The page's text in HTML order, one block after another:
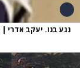
נגע בנו. יעקב אדרי |